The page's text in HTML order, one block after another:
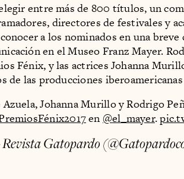
entre más de 800 títulos, un
directores de festivales y
a los nominados en una
en el Museo Franz Mayer.
Fénix, y las actrices Johanna
de las producciones iberoamericanas
Johanna Murillo y Rodrigo
en @el_mayer.
Gatopardo